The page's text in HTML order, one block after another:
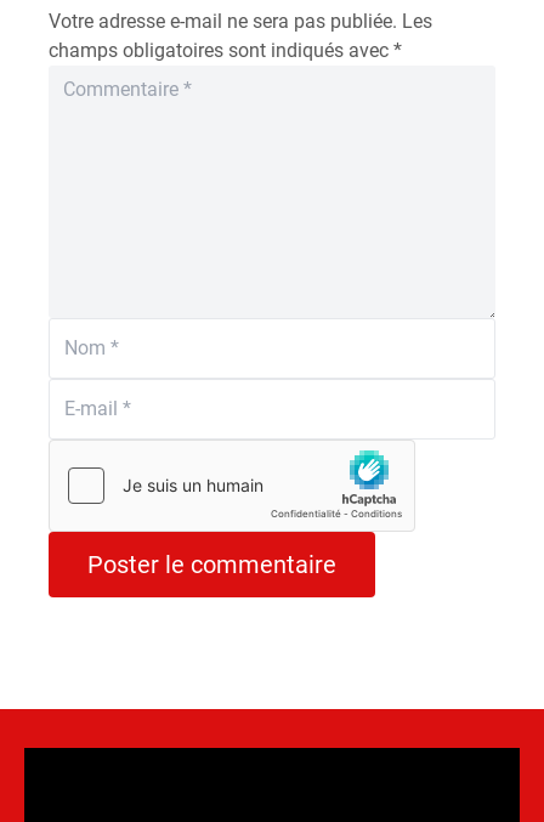
Votre adresse e-mail ne sera pas publiée. Les
champs obligatoires sont indiqués avec *